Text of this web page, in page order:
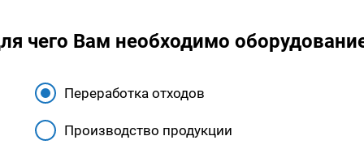
чего Вам необходимо
Переработка отходов
Производство продукции